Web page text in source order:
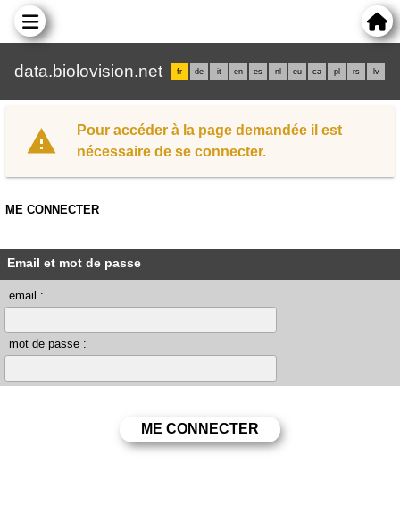
data.biolovision.net fr de it en es nl eu ca pl rs lv
Pour accéder à la page demandée il est
nécessaire de se connecter.
ME CONNECTER
Email et mot de passe
email :
mot de passe :